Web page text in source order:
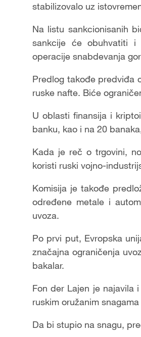
stabilizovalo uz
Na listu sankcionisanih
sankcije će obuhvatiti i
operacije snabdevanja
Predlog takođe predviđa
ruske nafte. Biće
U oblasti finansija i
banku, kao i na 20
Kada je reč o trgovini,
koristi ruski vojno-
Komisija je takođe
određene metale i
uvoza.
Po prvi put, Evropska
značajna ograničenja
bakalar.
Fon der Lajen je najavila
ruskim oružanim
Da bi stupio na snagu,